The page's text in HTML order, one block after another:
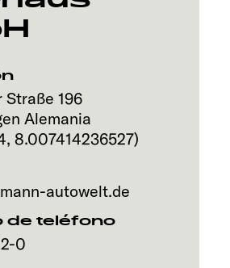
196
Alemania
, 8.007414236527)
autowelt.de
de teléfono
0